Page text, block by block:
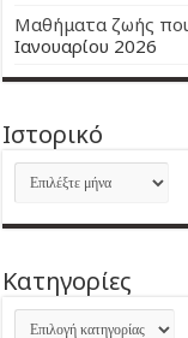
Μαθήματα ζωής
Ιανουαρίου 2026
Ιστορικό
Ιστορικό
Kατηγορίες
Kατηγορίες